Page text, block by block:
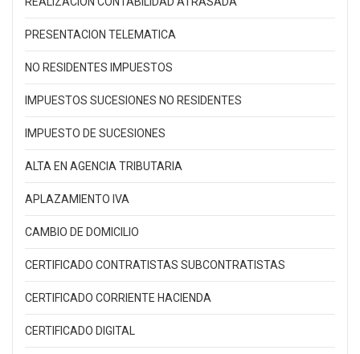
PRESENTACION TELEMATICA
NO RESIDENTES IMPUESTOS
IMPUESTOS SUCESIONES NO RESIDENTES
IMPUESTO DE SUCESIONES
ALTA EN AGENCIA TRIBUTARIA
APLAZAMIENTO IVA
CAMBIO DE DOMICILIO
CERTIFICADO CONTRATISTAS SUBCONTRATISTAS
CERTIFICADO CORRIENTE HACIENDA
CERTIFICADO DIGITAL